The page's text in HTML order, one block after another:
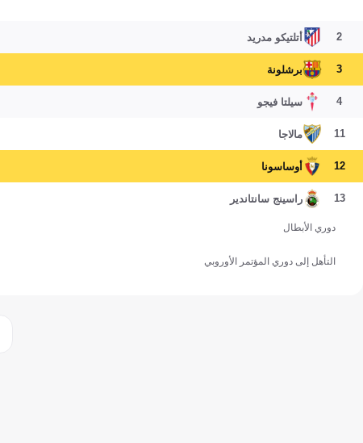
2 أتلتيكو مدريد
3 برشلونة
4 سيلتا فيجو
11 مالاجا
12 أوساسونا
13 راسينج سانتاندير
دوري الأبطال
التأهل إلى دوري المؤتمر الأوروبي